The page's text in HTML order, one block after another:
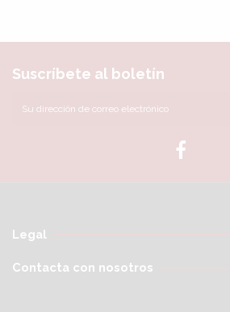
Suscríbete al boletín
Legal
Contacta con nosotros